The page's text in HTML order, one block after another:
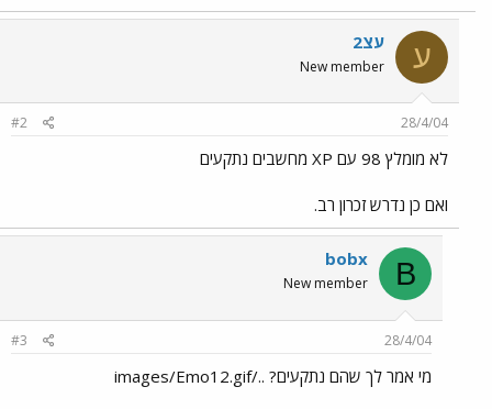
ע עצ2
New member
28/4/04
#2
לא מומלץ 98 עם XP מחשבים נתקעים
ואם כן נדרש זכרון רב.
B
bobx
New member
28/4/04
#3
מי אמר לך שהם נתקעים? ../images/Emo12.gif